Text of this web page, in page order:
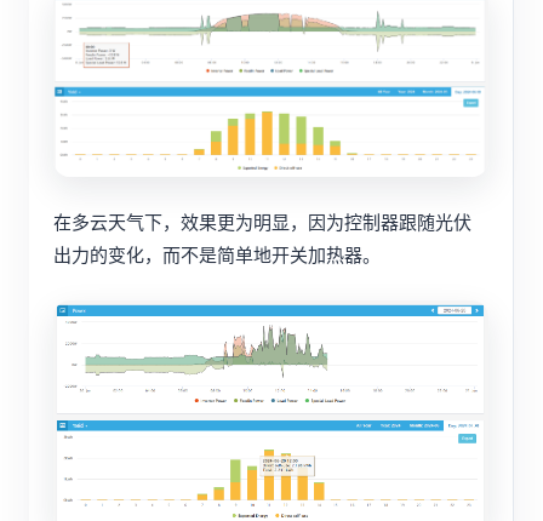
在多云天气下，效果更为明显，因为控制器跟随光伏
出力的变化，而不是简单地开关加热器。